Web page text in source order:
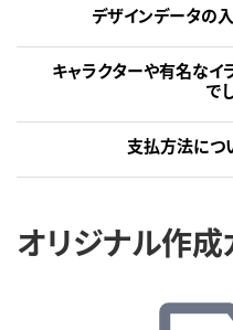
デザインデータの
キャラクターや有名なイ
で
支払方法につ
オリジナル作成